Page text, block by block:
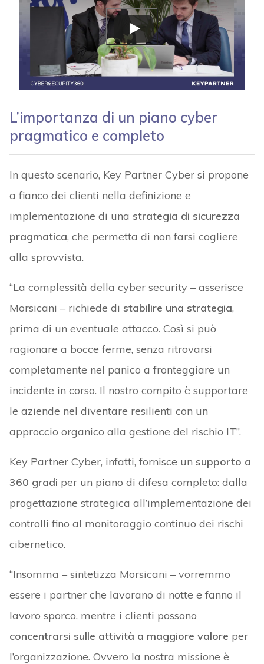
L’importanza di un piano cyber
pragmatico e completo
In questo scenario, Key Partner Cyber si propone
a fianco dei clienti nella definizione e
implementazione di una strategia di sicurezza
pragmatica, che permetta di non farsi cogliere
alla sprovvista.
“La complessità della cyber security – asserisce
Morsicani – richiede di stabilire una strategia,
prima di un eventuale attacco. Così si può
ragionare a bocce ferme, senza ritrovarsi
completamente nel panico a fronteggiare un
incidente in corso. Il nostro compito è supportare
le aziende nel diventare resilienti con un
approccio organico alla gestione del rischio IT”.
Key Partner Cyber, infatti, fornisce un supporto a
360 gradi per un piano di difesa completo: dalla
progettazione strategica all’implementazione dei
controlli fino al monitoraggio continuo dei rischi
cibernetico.
“Insomma – sintetizza Morsicani – vorremmo
essere i partner che lavorano di notte e fanno il
lavoro sporco, mentre i clienti possono
concentrarsi sulle attività a maggiore valore per
l’organizzazione. Ovvero la nostra missione è